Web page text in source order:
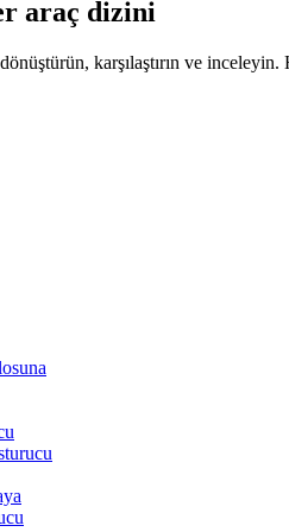
araç dizini
karşılaştırın ve